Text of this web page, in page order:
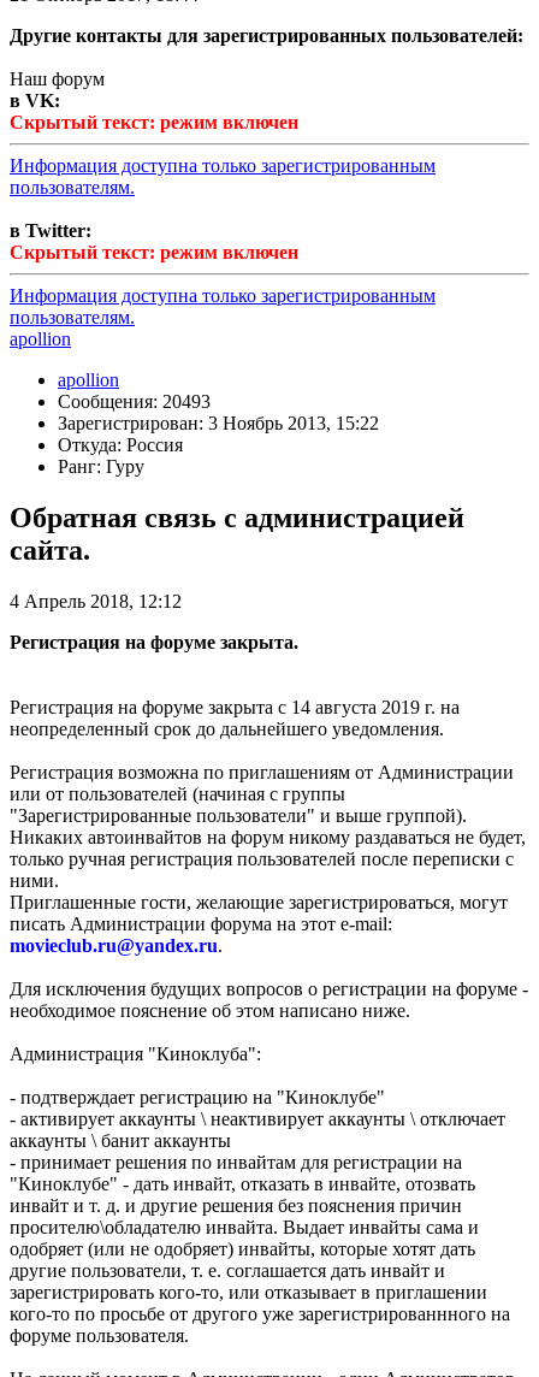
Другие контакты для зарегистрированных пользователей:
Наш форум
в VK:
Скрытый текст: режим включен
Информация доступна только зарегистрированным
пользователям.
в Twitter:
Скрытый текст: режим включен
Информация доступна только зарегистрированным
пользователям.
apollion
apollion
Сообщения: 20493
Зарегистрирован: 3 Ноябрь 2013, 15:22
Откуда: Россия
Ранг: Гуру
Обратная связь с администрацией
сайта.
4 Апрель 2018, 12:12
Регистрация на форуме закрыта.
Регистрация на форуме закрыта с 14 августа 2019 г. на
неопределенный срок до дальнейшего уведомления.
Регистрация возможна по приглашениям от Администрации
или от пользователей (начиная с группы
"Зарегистрированные пользователи" и выше группой).
Никаких автоинвайтов на форум никому раздаваться не будет,
только ручная регистрация пользователей после переписки с
ними.
Приглашенные гости, желающие зарегистрироваться, могут
писать Администрации форума на этот e-mail:
movieclub.ru@yandex.ru.
Для исключения будущих вопросов о регистрации на форуме -
необходимое пояснение об этом написано ниже.
Администрация "Киноклуба":
- подтверждает регистрацию на "Киноклубе"
- активирует аккаунты \ неактивирует аккаунты \ отключает
аккаунты \ банит аккаунты
- принимает решения по инвайтам для регистрации на
"Киноклубе" - дать инвайт, отказать в инвайте, отозвать
инвайт и т. д. и другие решения без пояснения причин
просителю\обладателю инвайта. Выдает инвайты сама и
одобряет (или не одобряет) инвайты, которые хотят дать
другие пользователи, т. е. соглашается дать инвайт и
зарегистрировать кого-то, или отказывает в приглашении
кого-то по просьбе от другого уже зарегистрированнного на
форуме пользователя.